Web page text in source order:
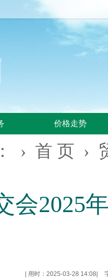
价格走势
› 首 页 ›
会2025
用时：2025-03-28 14:08